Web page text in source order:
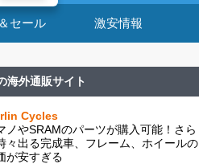
セール 激安情報
海外通販サイト
Cycles
ノやSRAMのパーツが購入可能！さら
々出る完成車、フレーム、ホイールの
が安すぎる